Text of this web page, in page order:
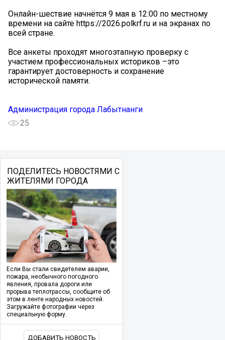
Онлайн-шествие начнётся 9 мая в 12:00 по местному
времени на сайте https://2026.polkrf.ru и на экранах по
всей стране.
Все анкеты проходят многоэтапную проверку с
участием профессиональных историков –это
гарантирует достоверность и сохранение
исторической памяти.
Администрация города Лабытнанги
25
ПОДЕЛИТЕСЬ НОВОСТЯМИ С
ЖИТЕЛЯМИ ГОРОДА
Если Вы стали свидетелем аварии,
пожара, необычного погодного
явления, провала дороги или
прорыва теплотрассы, сообщите об
этом в ленте народных новостей.
Загружайте фотографии через
специальную форму.
ДОБАВИТЬ НОВОСТЬ